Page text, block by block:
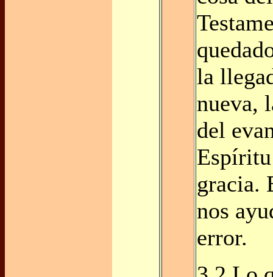
la
nueva,
del
gracia.
nos
error.